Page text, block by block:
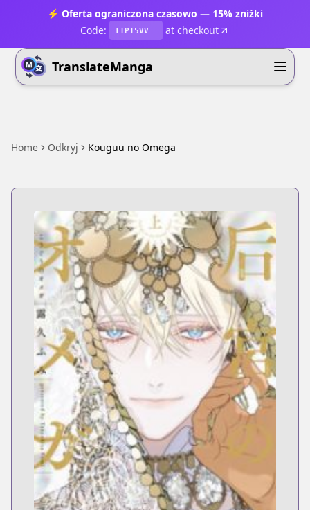
⚡ Oferta ograniczona czasowo — 15% zniżki
Code:
T1P15VV at checkout
TranslateManga
Home Odkryj Kouguu no Omega